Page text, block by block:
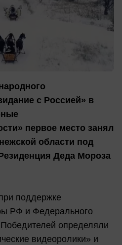
с Россией» в
первое место занял
области под
Деда Мороза
поддержке
РФ и Федерального
Победителей определяли
видеоролики» и